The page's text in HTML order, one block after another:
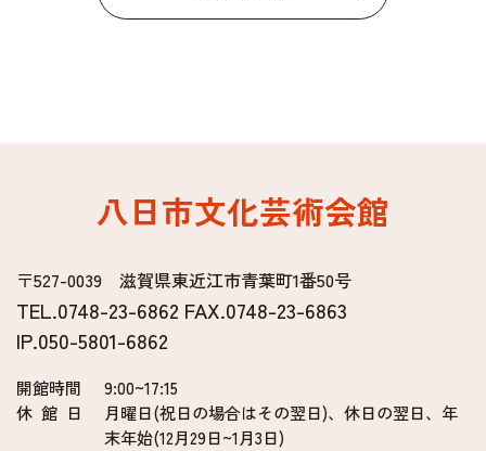
八日市文化芸術会館
〒527-0039 滋賀県東近江市青葉町1番50号
TEL.0748-23-6862 FAX.0748-23-6863
IP.050-5801-6862
開館時間
9:00~17:15
休 館 日
月曜日(祝日の場合はその翌日)、 休日の翌日、年
末年始(12月29日~1月3日)